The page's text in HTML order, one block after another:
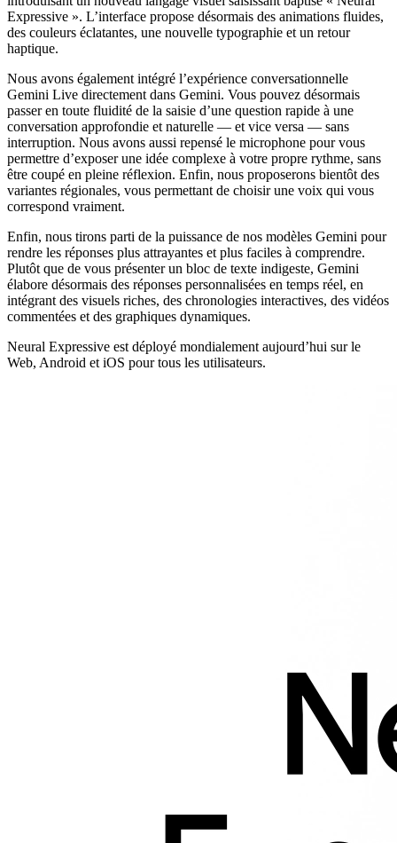
Expressive ». L’interface propose désormais des animations fluides,
des couleurs éclatantes, une nouvelle typographie et un retour
haptique.
Nous avons également intégré l’expérience conversationnelle
Gemini Live directement dans Gemini. Vous pouvez désormais
passer en toute fluidité de la saisie d’une question rapide à une
conversation approfondie et naturelle — et vice versa — sans
interruption. Nous avons aussi repensé le microphone pour vous
permettre d’exposer une idée complexe à votre propre rythme, sans
être coupé en pleine réflexion. Enfin, nous proposerons bientôt des
variantes régionales, vous permettant de choisir une voix qui vous
correspond vraiment.
Enfin, nous tirons parti de la puissance de nos modèles Gemini pour
rendre les réponses plus attrayantes et plus faciles à comprendre.
Plutôt que de vous présenter un bloc de texte indigeste, Gemini
élabore désormais des réponses personnalisées en temps réel, en
intégrant des visuels riches, des chronologies interactives, des vidéos
commentées et des graphiques dynamiques.
Neural Expressive est déployé mondialement aujourd’hui sur le
Web, Android et iOS pour tous les utilisateurs.